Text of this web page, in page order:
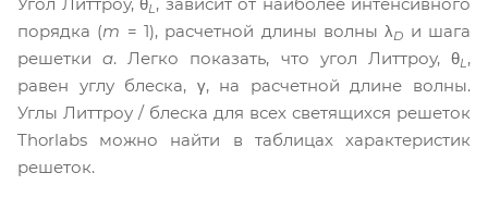
Угол Литтроу, θL, зависит от наиболее интенсивного
порядка (m = 1), расчетной длины волны λD и шага
решеткиa. Легко показать, что угол Литтроу, θL,
равен углу блеска, γ, на расчетной длине волны.
Углы Литтроу / блеска для всех светящихся решеток
Thorlabs можно найти в таблицах характеристик
решеток.